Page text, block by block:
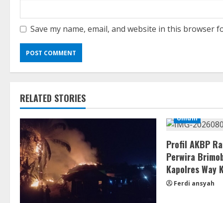
Save my name, email, and website in this browser
RELATED STORIES
Umum
Profil AKBP
Perwira
Kapolres Way
Ferdi ansyah